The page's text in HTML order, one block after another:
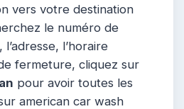
vers votre destination
le numéro de
l’horaire
fermeture, cliquez sur
pour avoir toutes les
american car wash